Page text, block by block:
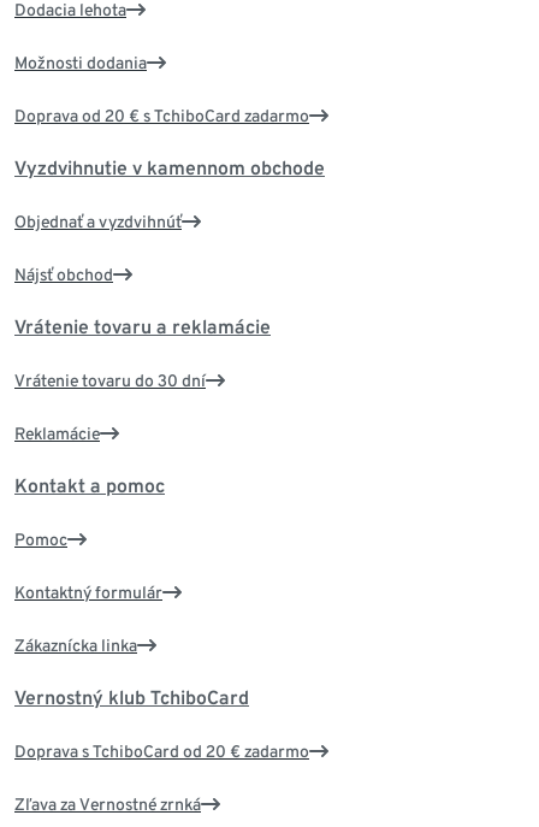
Dodacia lehota
Možnosti dodania
Doprava od 20 € s TchiboCard zadarmo
Vyzdvihnutie v kamennom obchode
Objednať a vyzdvihnúť
Nájsť obchod
Vrátenie tovaru a reklamácie
Vrátenie tovaru do 30 dní
Reklamácie
Kontakt a pomoc
Pomoc
Kontaktný formulár
Zákaznícka linka
Vernostný klub TchiboCard
Doprava s TchiboCard od 20 € zadarmo
Zľava za Vernostné zrnká